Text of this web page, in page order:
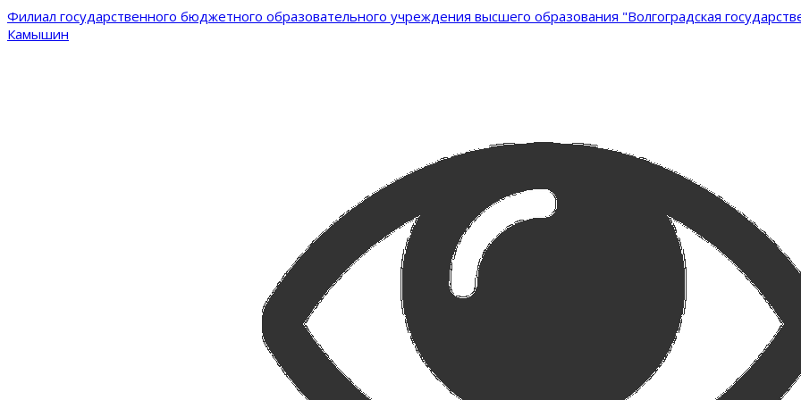
Филиал государственного бюджетного образовательного учреждения высшего образования "Волгоградская
Камышин